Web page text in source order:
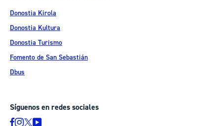
Donostia Kirola
Donostia Kultura
Donostia Turismo
Fomento de San Sebastián
Dbus
Síguenos en redes sociales